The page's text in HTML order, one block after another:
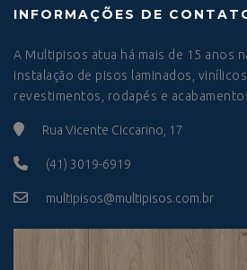
INFORMAÇÕES DE
A Multipisos atua há mais de 15 anos
instalação de pisos laminados,
revestimentos, rodapés e
Rua Vicente Ciccarino, 17
(41) 3019-6919
multipisos@multipisos.com.br